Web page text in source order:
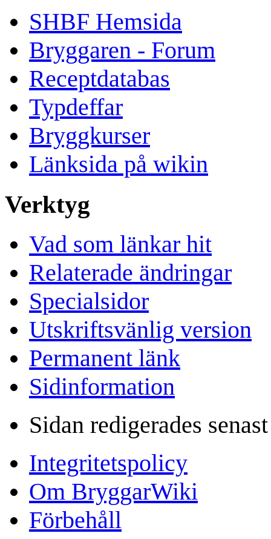
SHBF Hemsida
Bryggaren - Forum
Receptdatabas
Typdeffar
Bryggkurser
Länksida på wikin
Verktyg
Vad som länkar hit
Relaterade ändringar
Specialsidor
Utskriftsvänlig version
Permanent länk
Sidinformation
Sidan redigerades
Integritetspolicy
Om BryggarWiki
Förbehåll